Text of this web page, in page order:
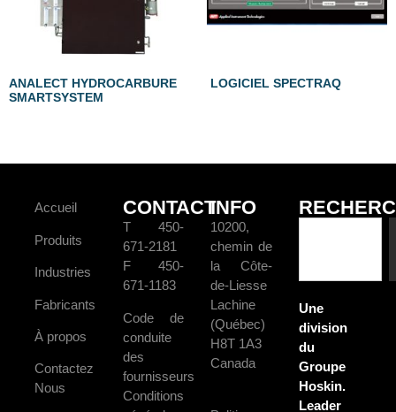
ANALECT HYDROCARBURE
SMARTSYSTEM
LOGICIEL SPECTRAQ
Accueil
Produits
Industries
Fabricants
À propos
Contactez
Nous
CONTACT
T 450-
671-2181
F 450-
671-1183
Code de
conduite
des
fournisseurs
Conditions
INFO
10200,
chemin de
la Côte-
de-Liesse
Lachine
(Québec)
H8T 1A3
Canada
Une
division
du
Groupe
Hoskin.
Leader